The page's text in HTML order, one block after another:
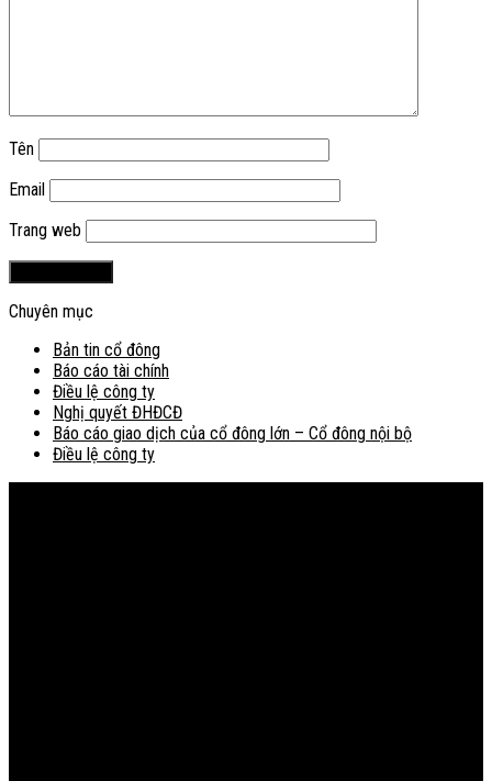
Tên
Email
Trang web
Chuyên mục
Bản tin cổ đông
Báo cáo tài chính
Điều lệ công ty
Nghị quyết ĐHĐCĐ
Báo cáo giao dịch của cổ đông lớn – Cổ đông nội bộ
Điều lệ công ty